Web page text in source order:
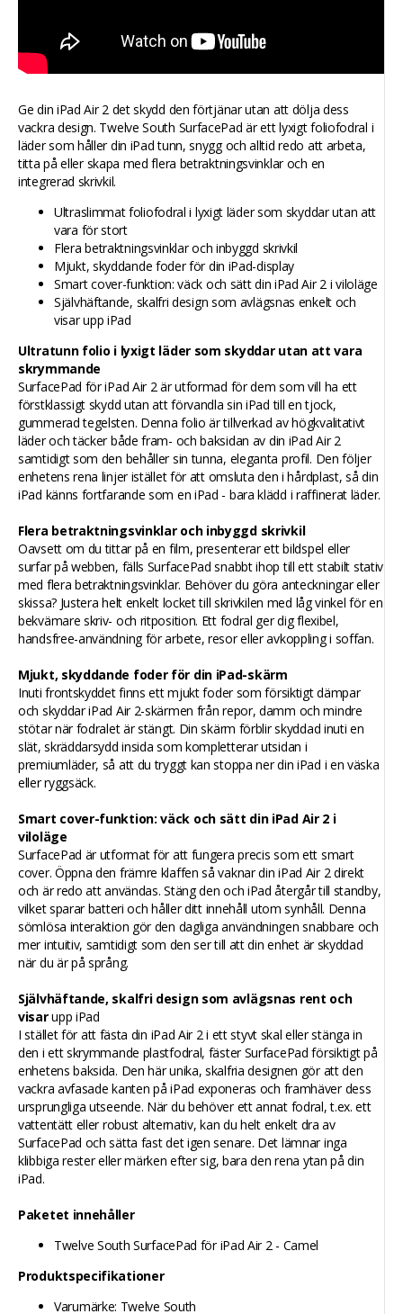
Ge din iPad Air 2 det skydd den förtjänar utan att dölja dess
vackra design. Twelve South SurfacePad är ett lyxigt foliofodral i
läder som håller din iPad tunn, snygg och alltid redo att arbeta,
titta på eller skapa med flera betraktningsvinklar och en
integrerad skrivkil.
Ultraslimmat foliofodral i lyxigt läder som skyddar utan att
vara för stort
Flera betraktningsvinklar och inbyggd skrivkil
Mjukt, skyddande foder för din iPad-display
Smart cover-funktion: väck och sätt din iPad Air 2 i viloläge
Självhäftande, skalfri design som avlägsnas enkelt och
visar upp iPad
Ultratunn folio i lyxigt läder som skyddar utan att vara
skrymmande
SurfacePad för iPad Air 2 är utformad för dem som vill ha ett
förstklassigt skydd utan att förvandla sin iPad till en tjock,
gummerad tegelsten. Denna folio är tillverkad av högkvalitativt
läder och täcker både fram- och baksidan av din iPad Air 2
samtidigt som den behåller sin tunna, eleganta profil. Den följer
enhetens rena linjer istället för att omsluta den i hårdplast, så din
iPad känns fortfarande som en iPad - bara klädd i raffinerat läder.
Flera betraktningsvinklar och inbyggd skrivkil
Oavsett om du tittar på en film, presenterar ett bildspel eller
surfar på webben, fälls SurfacePad snabbt ihop till ett stabilt stativ
med flera betraktningsvinklar. Behöver du göra anteckningar eller
skissa? Justera helt enkelt locket till skrivkilen med låg vinkel för en
bekvämare skriv- och ritposition. Ett fodral ger dig flexibel,
handsfree-användning för arbete, resor eller avkoppling i soffan.
Mjukt, skyddande foder för din iPad-skärm
Inuti frontskyddet finns ett mjukt foder som försiktigt dämpar
och skyddar iPad Air 2-skärmen från repor, damm och mindre
stötar när fodralet är stängt. Din skärm förblir skyddad inuti en
slät, skräddarsydd insida som kompletterar utsidan i
premiumläder, så att du tryggt kan stoppa ner din iPad i en väska
eller ryggsäck.
Smart cover-funktion: väck och sätt din iPad Air 2 i
viloläge
SurfacePad är utformat för att fungera precis som ett smart
cover. Öppna den främre klaffen så vaknar din iPad Air 2 direkt
och är redo att användas. Stäng den och iPad återgår till standby,
vilket sparar batteri och håller ditt innehåll utom synhåll. Denna
sömlösa interaktion gör den dagliga användningen snabbare och
mer intuitiv, samtidigt som den ser till att din enhet är skyddad
när du är på språng.
Självhäftande, skalfri design som avlägsnas rent och
visarupp iPad
I stället för att fästa din iPad Air 2 i ett styvt skal eller stänga in
den i ett skrymmande plastfodral, fäster SurfacePad försiktigt på
enhetens baksida. Den här unika, skalfria designen gör att den
vackra avfasade kanten på iPad exponeras och framhäver dess
ursprungliga utseende. När du behöver ett annat fodral, t.ex. ett
vattentätt eller robust alternativ, kan du helt enkelt dra av
SurfacePad och sätta fast det igen senare. Det lämnar inga
klibbiga rester eller märken efter sig, bara den rena ytan på din
iPad.
Paketet innehåller
Twelve South SurfacePad för iPad Air 2 - Camel
Produktspecifikationer
Varumärke: Twelve South